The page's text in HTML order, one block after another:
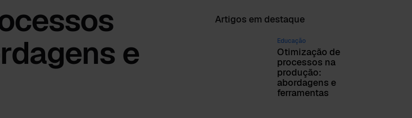
e
Artigos em destaque
Educação
Otimização de
processos na
produção:
abordagens e
ferramentas